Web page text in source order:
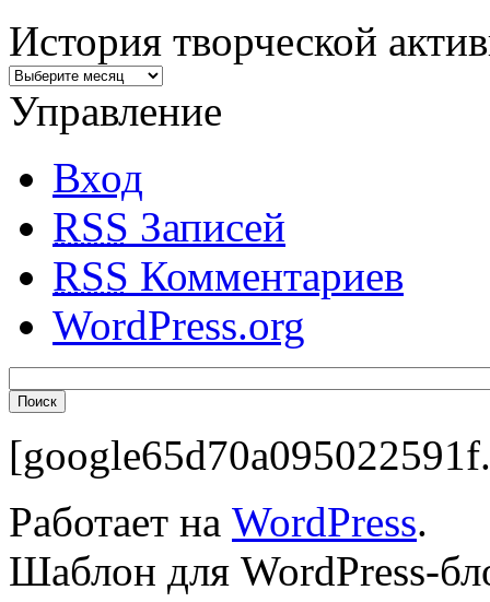
История творческой
Управление
Вход
RSS Записей
RSS Комментариев
WordPress.org
Работает на WordPress.
Шаблон для WordPress-